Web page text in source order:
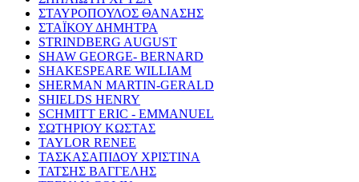
ΣΤΑΥΡΟΠΟΥΛΟΣ ΘΑΝΑΣΗΣ
ΣΤΑΪΚΟΥ ΔΗΜΗΤΡΑ
STRINDBERG AUGUST
SHAW GEORGE- BERNARD
SHAKESPEARE WILLIAM
SHERMAN MARTIN-GERALD
SHIELDS HENRY
SCHMITT ERIC - EMMANUEL
ΣΩΤΗΡΙΟΥ ΚΩΣΤΑΣ
TAYLOR RENEE
ΤΑΣΚΑΣΑΠΙΔΟΥ ΧΡΙΣΤΙΝΑ
ΤΑΤΣΗΣ ΒΑΓΓΕΛΗΣ